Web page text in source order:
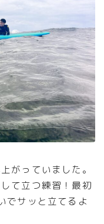
がっていました。
て立つ練習！最初
でサッと立てるよ